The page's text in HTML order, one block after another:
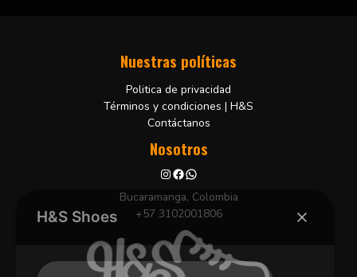
Nuestras políticas
Politica de privacidad
Términos y condiciones | H&S
Contáctanos
Nosotros
Bucaramanga, Colombia
+57 3102001806
H&S Shoes